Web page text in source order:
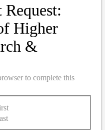
Higher
&
to complete this